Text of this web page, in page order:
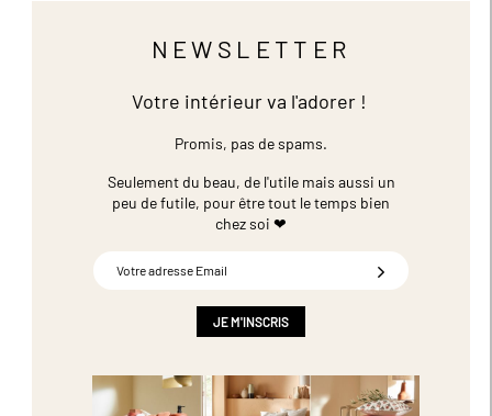
NEWSLETTER
Votre intérieur va l'adorer !
Promis, pas de spams.
Seulement du beau, de l'utile mais aussi un
peu de futile, pour être tout le temps bien
chez soi ❤
JE M'INSCRIS